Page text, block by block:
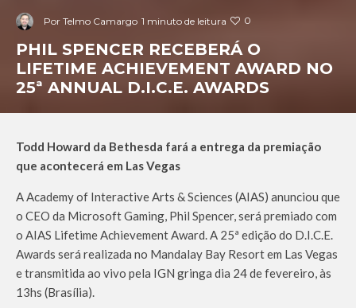
Por Telmo Camargo 1 minuto de leitura 0
PHIL SPENCER RECEBERÁ O
LIFETIME ACHIEVEMENT AWARD NO
25ª ANNUAL D.I.C.E. AWARDS
Todd Howard da Bethesda fará a entrega da premiação
que acontecerá em Las Vegas
A Academy of Interactive Arts & Sciences (AIAS) anunciou que
o CEO da Microsoft Gaming, Phil Spencer, será premiado com
o AIAS Lifetime Achievement Award. A 25ª edição do D.I.C.E.
Awards será realizada no Mandalay Bay Resort em Las Vegas
e transmitida ao vivo pela IGN gringa dia 24 de fevereiro, às
13hs (Brasília).